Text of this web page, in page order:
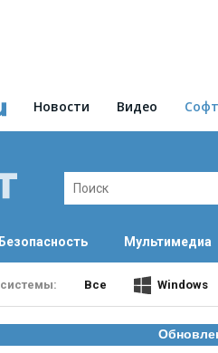
Новости Видео Софт
Безопасность Мультимедиа
Все Windows